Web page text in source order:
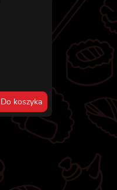
Do koszyka